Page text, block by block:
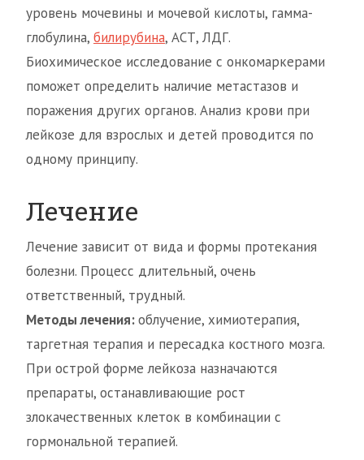
уровень мочевины и мочевой кислоты, гамма-
глобулина, билирубина, АСТ, ЛДГ.
Биохимическое исследование с онкомаркерами
поможет определить наличие метастазов и
поражения других органов. Анализ крови при
лейкозе для взрослых и детей проводится по
одному принципу.
Лечение
Лечение зависит от вида и формы протекания
болезни. Процесс длительный, очень
ответственный, трудный.
Методы лечения:облучение, химиотерапия,
таргетная терапия и пересадка костного мозга.
При острой форме лейкоза назначаются
препараты, останавливающие рост
злокачественных клеток в комбинации с
гормональной терапией.